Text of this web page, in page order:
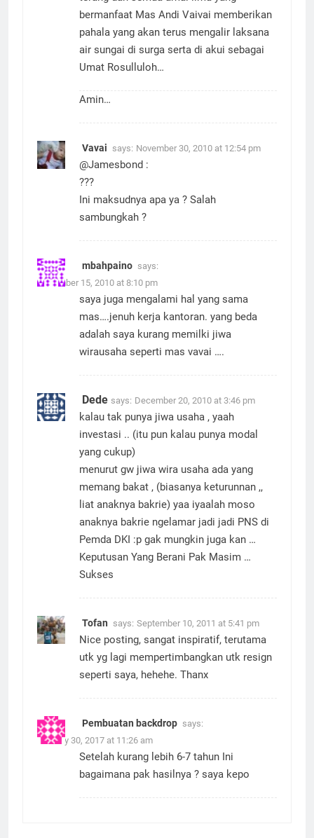
terang dan semua amal ilmu yang
bermanfaat Mas Andi Vaivai memberikan
pahala yang akan terus mengalir laksana
air sungai di surga serta di akui sebagai
Vavai says: November 30, 2010 at 12:54 pm
@Jamesbond :
???
Ini maksudnya apa ya ? Salah
mbahpaino says:
December 15, 2010 at 8:10 pm
saya juga mengalami hal yang sama
mas….jenuh kerja kantoran. yang beda
adalah saya kurang memilki jiwa
Dede says: December 20, 2010 at 3:46 pm
kalau tak punya jiwa usaha , yaah
investasi .. (itu pun kalau punya modal
yang cukup)
menurut gw jiwa wira usaha ada yang
memang bakat , (biasanya keturunnan ,,
liat anaknya bakrie) yaa iyaalah moso
anaknya bakrie ngelamar jadi jadi PNS di
Pemda DKI :p gak mungkin juga kan …
Keputusan Yang Berani Pak Masim …
Tofan says: September 10, 2011 at 5:41 pm
Nice posting, sangat inspiratif, terutama
utk yg lagi mempertimbangkan utk resign
Pembuatan backdrop
January 30, 2017 at 11:26 am
Setelah kurang lebih 6-7 tahun Ini